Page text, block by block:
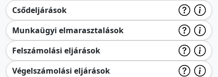
Csődeljárások
Munkaügyi elmarasztalások
Felszámolási eljárások
Végelszámolási eljárások